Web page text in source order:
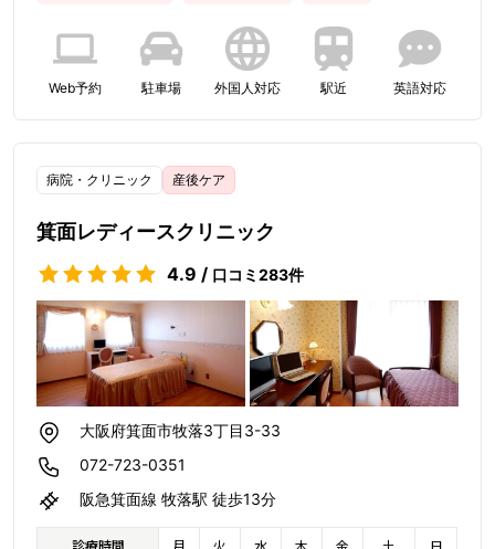
Web予約 駐車場 外国人対応 駅近 英語対応
病院・クリニック 産後ケア
箕面レディースクリニック
4.9 / 口コミ 283件
大阪府箕面市牧落3丁目3-33
072-723-0351
阪急箕面線 牧落駅 徒歩13分
診療時間 月 火 水 木 金 土 日